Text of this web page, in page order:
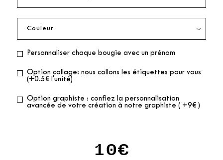
Personnaliser chaque bougie avec un prénom
Option collage: nous collons les étiquettes pour vous
(+0.5€ l'unité)
Option graphiste : confiez la personnalisation
avancée de votre création à notre graphiste ( +9€ )
10€